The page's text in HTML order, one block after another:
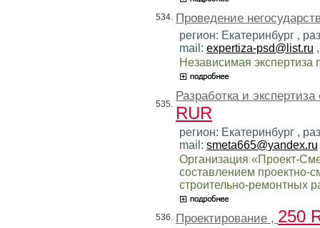
534. Проведение
регион: Екатеринбург ,
mail: expertiza-psd@list.ru
Независимая экспертиза
535.
Разработка и
RUR
регион: Екатеринбург ,
mail: smeta665@yandex.ru
Организация «Проект-
составлением проектно-
строительно-ремонтных
536. Проектирование , 250